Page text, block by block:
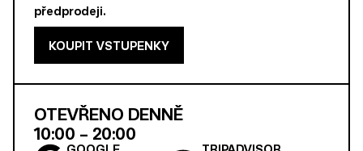
předprodeji.
KOUPIT VSTUPENKY
OTEVŘENO DENNĚ
10:00 – 20:00